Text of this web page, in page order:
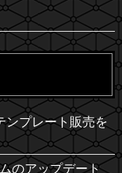
ンプレート販売を
のアップデート